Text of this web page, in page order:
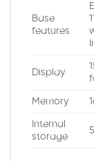
Base
features
Display
Memory
Internal
storage